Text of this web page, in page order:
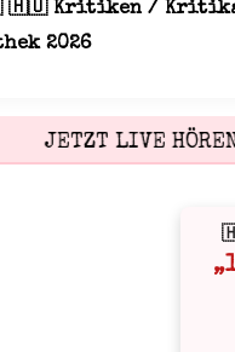
Kritiken /
2026
JETZT LIVE